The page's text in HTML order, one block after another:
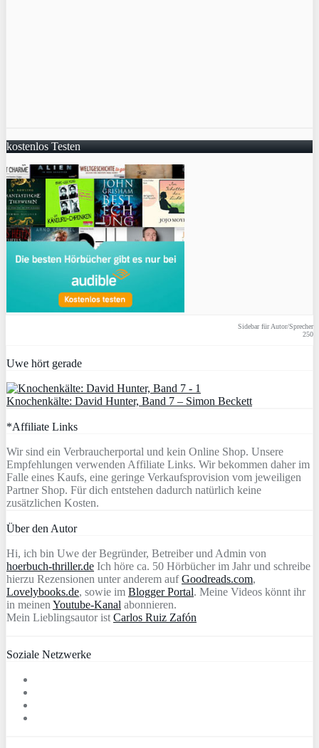
kostenlos Testen
Sidebar für Autor/Sprecher
250
Uwe hört gerade
Knochenkälte: David Hunter, Band 7 – Simon Beckett
*Affiliate Links
Wir sind ein Verbraucherportal und kein Online Shop. Unsere
Empfehlungen verwenden Affiliate Links. Wir bekommen daher im
Falle eines Kaufs, eine geringe Verkaufsprovision vom jeweiligen
Partner Shop. Für dich entstehen dadurch natürlich keine
zusätzlichen Kosten.
Über den Autor
Hi, ich bin Uwe der Begründer, Betreiber und Admin von
hoerbuch-thriller.de Ich höre ca. 50 Hörbücher im Jahr und schreibe
hierzu Rezensionen unter anderem aufGoodreads.com,
Lovelybooks.de, sowie im Blogger Portal. Meine Videos könnt ihr
in meinen Youtube-Kanal abonnieren.
Mein Lieblingsautor ist Carlos Ruiz Zafón
Soziale Netzwerke